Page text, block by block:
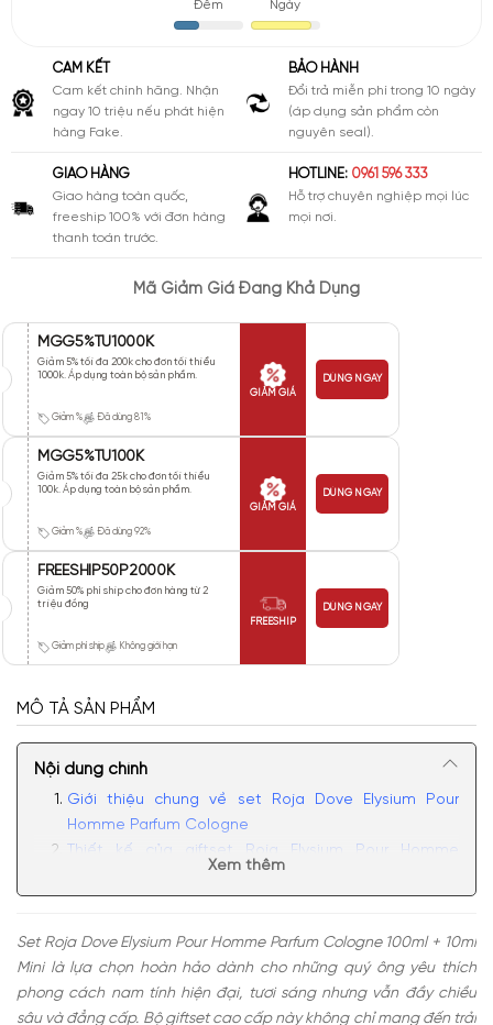
Đêm Ngày
CAM KẾT
Cam kết chính hãng. Nhận
ngay 10 triệu nếu phát hiện
hàng Fake.
BẢO HÀNH
Đổi trả miễn phí trong 10 ngày
(áp dụng sản phẩm còn
nguyên seal).
GIAO HÀNG
Giao hàng toàn quốc,
freeship 100% với đơn hàng
thanh toán trước.
HOTLINE: 0961 596 333
Hỗ trợ chuyên nghiệp mọi lúc
mọi nơi.
Mã Giảm Giá Đang Khả Dụng
MGG5%TU1000K
Giảm 5% tối đa 200k cho đơn tối thiểu
1000k. Áp dụng toàn bộ sản phẩm.
Giảm % Đã dùng 81%
GIẢM GIÁ
DÙNG NGAY
MGG5%TU100K
Giảm 5% tối đa 25k cho đơn tối thiểu
100k. Áp dụng toàn bộ sản phẩm.
Giảm % Đã dùng 92%
GIẢM GIÁ
DÙNG NGAY
FREESHIP50P2000K
Giảm 50% phí ship cho đơn hàng từ 2
triệu đồng
Giảm phí ship Không giới hạn
FREESHIP
DÙNG NGAY
MÔ TẢ SẢN PHẨM
Nội dung chính
Giới thiệu chung về set Roja Dove Elysium Pour
Homme Parfum Cologne
Thiết kế của giftset Roja Elysium Pour Homme
Review mùi hương set nước hoa Roja Elysium Pour
Có nên mua set Roja Dove Elysium Pour Homme
Parfum Cologne hay không
Xem thêm
Set Roja Dove Elysium Pour Homme Parfum Cologne 100ml + 10ml
Mini là lựa chọn hoàn hảo dành cho những quý ông yêu thích
phong cách nam tính hiện đại, tươi sáng nhưng vẫn đầy chiều
sâu và đẳng cấp. Bộ giftset cao cấp này không chỉ mang đến trải